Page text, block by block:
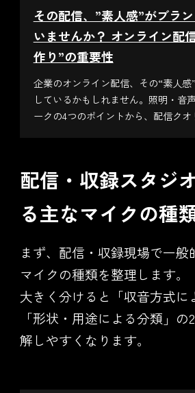
その配信、”素人感”がブラ
いませんか？ オンライン配
作り”の重要性
企業のオンライン配信、その“素人
しているかもしれません。照明・音
ークの4つのポイントから、配信クオ
配信・収録スタジ
る主なマイクの種
まず、配信・収録現場で一般
マイクの種類を整理します。
大きく分けると「収音方式に
「形状・用途による分類」
解しやすくなります。